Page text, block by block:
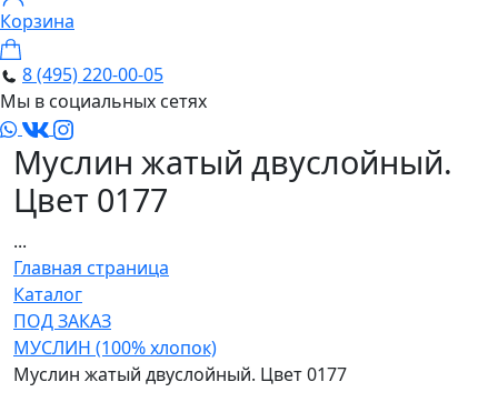
Корзина
8 (495) 220-00-05
Мы в социальных сетях
Муслин жатый двуслойный.
Цвет 0177
...
Главная страница
Каталог
ПОД ЗАКАЗ
МУСЛИН (100% хлопок)
Муслин жатый двуслойный. Цвет 0177